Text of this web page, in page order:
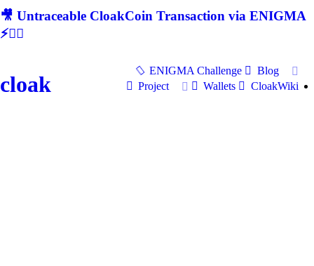
🎥 Untraceable CloakCoin Transaction via ENIGMA
⚡🕵‍♂
cloak
ENIGMA Challenge
Blog
Project
Wallets CloakWiki